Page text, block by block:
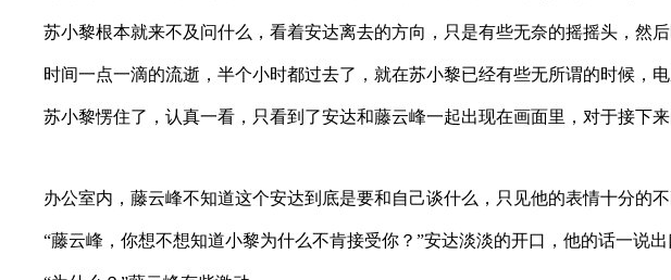
苏小黎根本就来不及问什么，看着安达离去的方向，只是有些无奈的摇摇头，然后
时间一点一滴的流逝，半个小时都过去了，就在苏小黎已经有些无所谓的时候，电
苏小黎愣住了，认真一看，只看到了安达和藤云峰一起出现在画面里，对于接下来
办公室内，藤云峰不知道这个安达到底是要和自己谈什么，只见他的表情十分的
“藤云峰，你想不想知道小黎为什么不肯接受你？”安达淡淡的开口，他的话一说出